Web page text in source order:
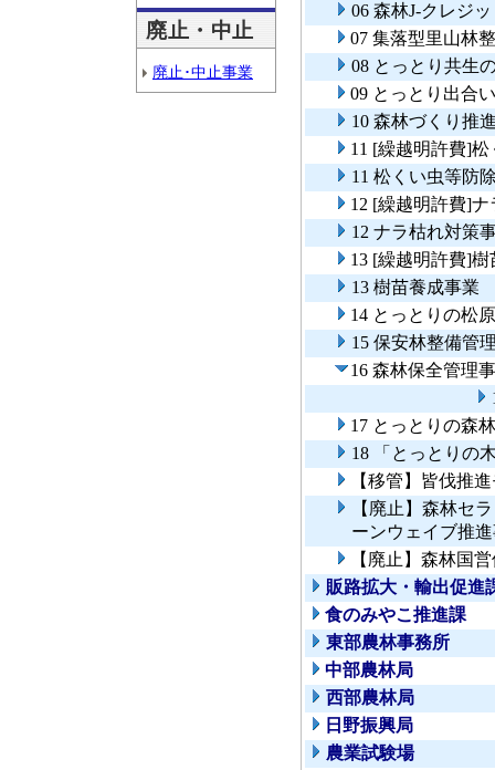
廃止・中止
廃止･中止事業
06 森林J-クレジ
07 集落型里山林
08 とっとり共生
09 とっとり出合
10 森林づくり推
11 [繰越明許費]
11 松くい虫等
12 [繰越明許費]
12 ナラ枯れ対策
13 [繰越明許費]
13 樹苗養成事業
14 とっとりの松
15 保安林整備管
16 森林保全管理
17 とっとりの森
18 「とっとりの
【移管】皆伐推
【廃止】森林セ
ーンウェイブ推
【廃止】森林国
販路拡大・輸出促進
食のみやこ推進課
東部農林事務所
中部農林局
西部農林局
日野振興局
農業試験場